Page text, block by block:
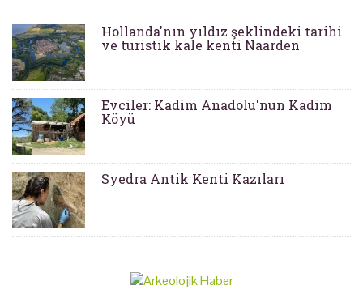
Hollanda'nın yıldız şeklindeki tarihi
ve turistik kale kenti Naarden
Evciler: Kadim Anadolu'nun Kadim
Köyü
Syedra Antik Kenti Kazıları